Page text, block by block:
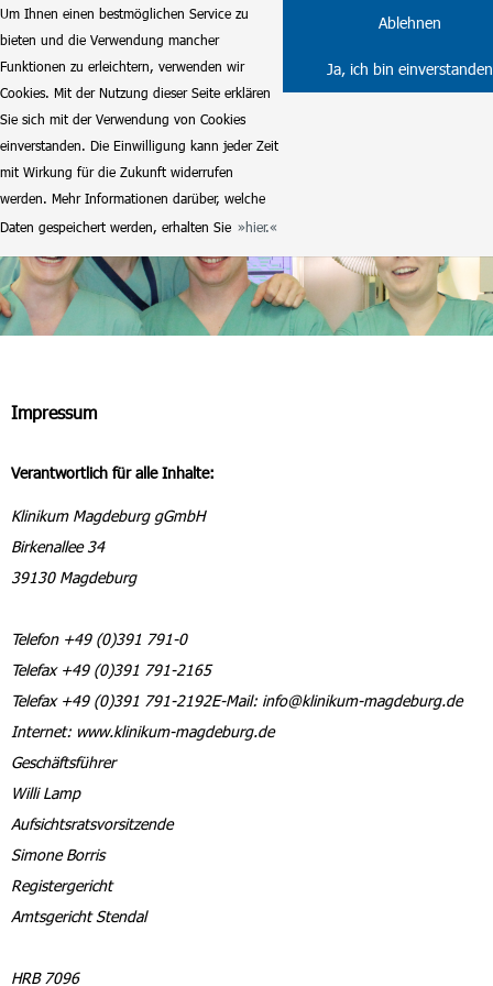
Um Ihnen einen bestmöglichen Service zu
bieten und die Verwendung mancher
Funktionen zu erleichtern, verwenden wir
Cookies. Mit der Nutzung dieser Seite erklären
Sie sich mit der Verwendung von Cookies
einverstanden. Die Einwilligung kann jeder Zeit
mit Wirkung für die Zukunft widerrufen
werden. Mehr Informationen darüber, welche
Daten gespeichert werden, erhalten Sie
hier.
Ablehnen
Ja, ich bin einverstanden
Impressum
Verantwortlich für alle Inhalte:
Klinikum Magdeburg gGmbH
Birkenallee 34
39130 Magdeburg
Telefon +49 (0)391 791-0
Telefax +49 (0)391 791-2165
Telefax +49 (0)391 791-2192E-Mail: info@klinikum-magdeburg.de
Internet: www.klinikum-magdeburg.de
Geschäftsführer
Willi Lamp
Aufsichtsratsvorsitzende
Simone Borris
Registergericht
Amtsgericht Stendal
HRB 7096